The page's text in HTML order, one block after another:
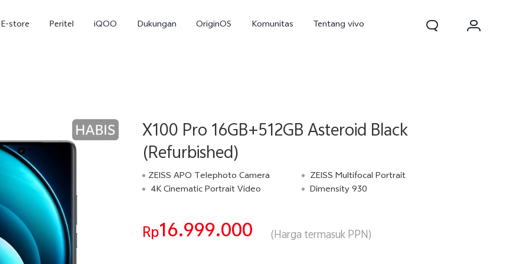
E-store Peritel iQOO Dukungan OriginOS Komunitas Tentang vivo
T5 baru T5 Pro Y31d Pro
X100 Pro 16GB+512GB Asteroid Black
(Refurbished)
ZEISS APO Telephoto Camera
ZEISS Multifocal Portrait
4K Cinematic Portrait Video
Dimensity 930
Rp16.999.000 (Harga termasuk PPN)